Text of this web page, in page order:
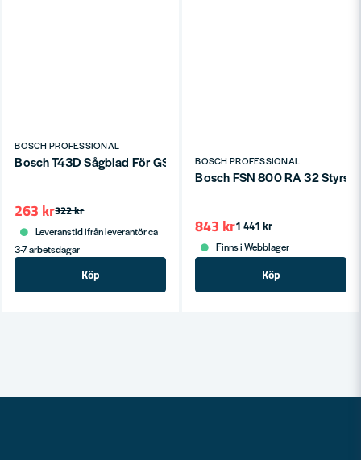
BOSCH PROFESSIONAL
Bosch T43D Sågblad För GSG 70mm (2-P)
322 kr
263 kr
Leveranstid ifrån leverantör ca
3-7 arbetsdagar
Köp
BOSCH PROFESSIONAL
Bosch FSN 800 RA 32
1 441 kr
843 kr
Finns i Webblager
Köp